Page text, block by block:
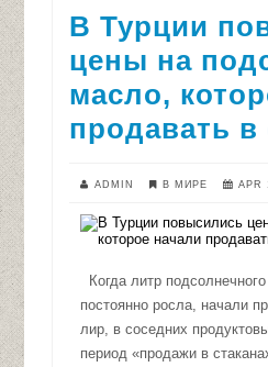
В Турции
цены на
масло,
продавать в
ADMIN В МИРЕ APR
Когда литр
постоянно росла, начали
лир, в соседних
период «продажи в